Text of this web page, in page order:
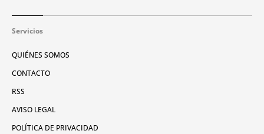
Servicios
QUIÉNES SOMOS
CONTACTO
RSS
AVISO LEGAL
POLÍTICA DE PRIVACIDAD